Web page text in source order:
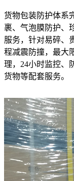
货物包装防护体系
裹、气泡膜防护、
服务，针对易碎、
程减震防撞，最大
理，24小时监控、
货物等配套服务。